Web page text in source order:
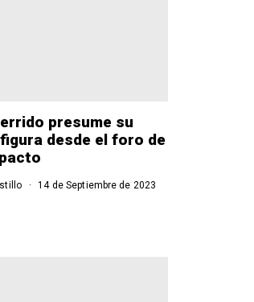
presume su
desde el foro de
14 de Septiembre de 2023